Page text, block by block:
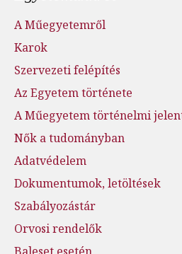
A Műegyetemről
Karok
Szervezeti felépítés
Az Egyetem története
A Műegyetem történelmi
Nők a tudományban
Adatvédelem
Dokumentumok, letöltések
Szabályozástár
Orvosi rendelők